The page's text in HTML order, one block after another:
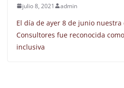
julio 8, 2021 admin
El día de ayer 8 de junio nuestra
Consultores fue reconocida
inclusiva